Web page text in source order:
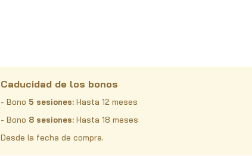
Caducidad de los bonos
- Bono 5 sesiones: Hasta 12 meses
- Bono 8 sesiones: Hasta 18 meses
Desde la fecha de compra.